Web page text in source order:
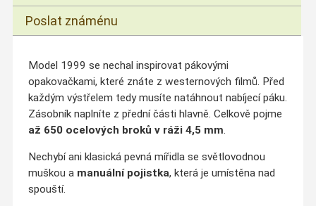
Poslat známénu
Model 1999 se nechal inspirovat pákovými
opakovačkami, které znáte z westernových filmů. Před
každým výstřelem tedy musíte natáhnout nabíjecí páku.
Zásobník naplníte z přední části hlavně. Celkově pojme
až 650 ocelových broků v ráži 4,5 mm.
Nechybí ani klasická pevná mířidla se světlovodnou
muškou a manuální pojistka, která je umístěna nad
spouští.